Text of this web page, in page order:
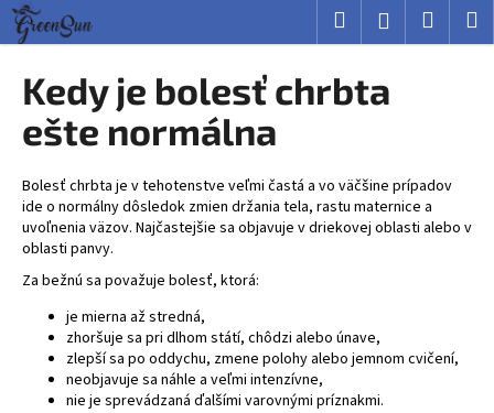
Prejsť
obsah
Hľadať Prihlásenie
Kedy je bolesť chrbta
ešte normálna
Bolesť chrbta je v tehotenstve veľmi častá a vo väčšine prípadov
ide o normálny dôsledok zmien držania tela, rastu maternice a
uvoľnenia väzov. Najčastejšie sa objavuje v driekovej oblasti alebo v
oblasti panvy.
Za bežnú sa považuje bolesť, ktorá:
je mierna až stredná,
zhoršuje sa pri dlhom státí, chôdzi alebo únave,
zlepší sa po oddychu, zmene polohy alebo jemnom cvičení,
neobjavuje sa náhle a veľmi intenzívne,
nie je sprevádzaná ďalšími varovnými príznakmi.
K
o
Č
o
p
o
t
r
e